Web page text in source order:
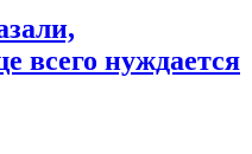
всего нуждается